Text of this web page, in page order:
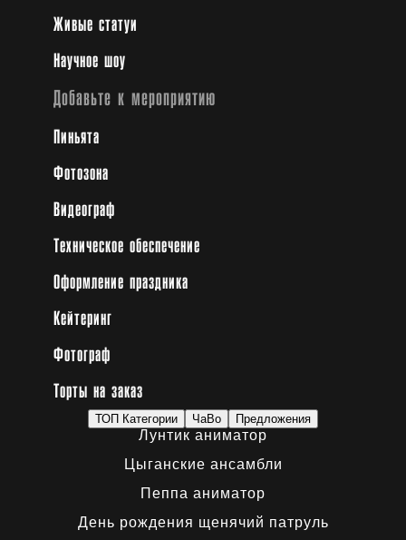
Живые статуи
Научное шоу
Добавьте к мероприятию
Пиньята
Фотозона
Видеограф
Техническое обеспечение
Оформление праздника
Кейтеринг
Фотограф
Торты на заказ
ТОП Категории ЧаВо Предложения
Лунтик аниматор
Цыганские ансамбли
Пеппа аниматор
День рождения щенячий патруль